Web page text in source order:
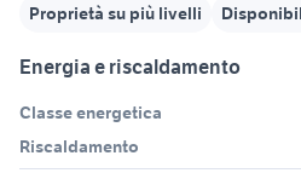
Proprietà su più livelli
Energia e riscaldamento
Classe energetica
Riscaldamento